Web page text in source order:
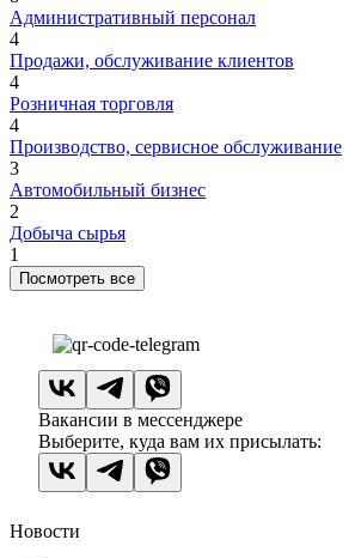
Административный персонал
4
Продажи, обслуживание клиентов
4
Розничная торговля
4
Производство, сервисное обслуживание
3
Автомобильный бизнес
2
Добыча сырья
1
Посмотреть все
Вакансии в мессенджере
Выберите, куда вам их присылать:
Новости